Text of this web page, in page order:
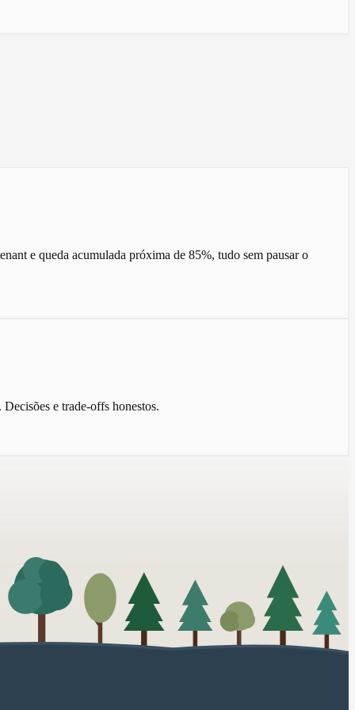
e queda acumulada próxima de 85%, tudo sem pausar o
e trade-offs honestos.